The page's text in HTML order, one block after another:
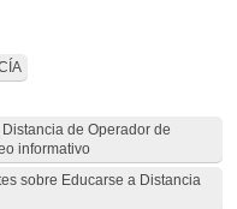
de Operador de
informativo
sobre Educarse a Distancia